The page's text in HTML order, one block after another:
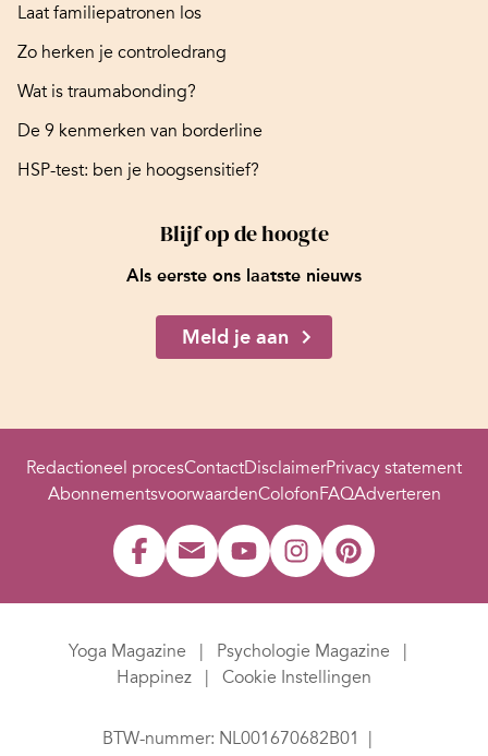
Laat familiepatronen los
Zo herken je controledrang
Wat is traumabonding?
De 9 kenmerken van borderline
HSP-test: ben je hoogsensitief?
Blijf op de hoogte
Als eerste ons laatste nieuws
Meld je aan
Redactioneel procesContactDisclaimerPrivacy statement
AbonnementsvoorwaardenColofonFAQAdverteren
Yoga Magazine
Psychologie Magazine
Happinez
Cookie Instellingen
BTW-nummer: NL001670682B01